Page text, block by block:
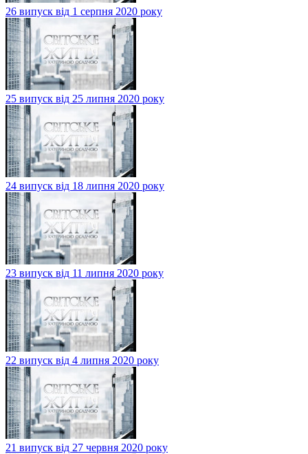
26 випуск від 1 серпня 2020 року
25 випуск від 25 липня 2020 року
24 випуск від 18 липня 2020 року
23 випуск від 11 липня 2020 року
22 випуск від 4 липня 2020 року
21 випуск від 27 червня 2020 року